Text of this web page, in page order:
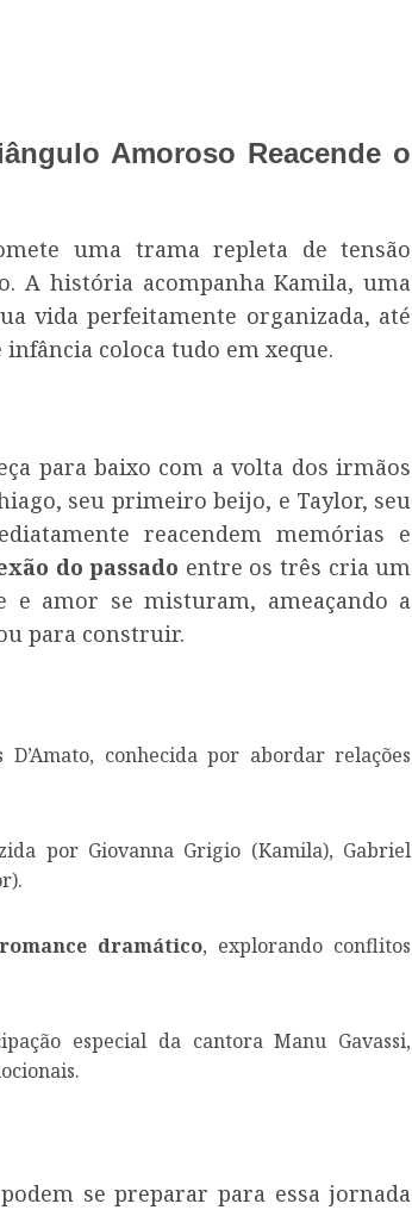
Amoroso Reacende o
uma trama repleta de tensão
A história acompanha Kamila, uma
vida perfeitamente organizada, até
coloca tudo em xeque.
para baixo com a volta dos irmãos
seu primeiro beijo, e Taylor, seu
reacendem memórias e
do passado entre os três cria um
e amor se misturam, ameaçando a
para construir.
conhecida por abordar relações
por Giovanna Grigio (Kamila), Gabriel
romance dramático, explorando conflitos
especial da cantora Manu Gavassi,
se preparar para essa jornada